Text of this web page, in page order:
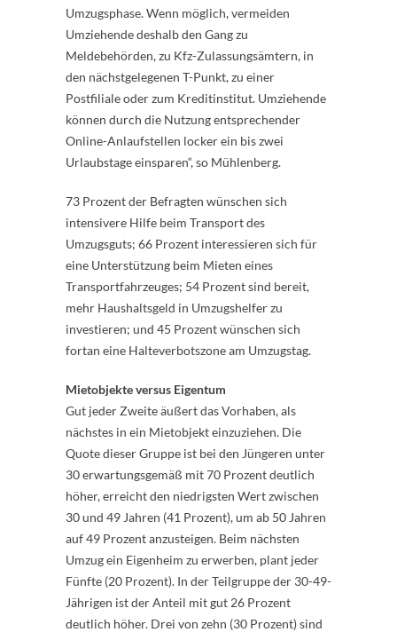
Umzugsphase. Wenn möglich, vermeiden
Umziehende deshalb den Gang zu
Meldebehörden, zu Kfz-Zulassungsämtern, in
den nächstgelegenen T-Punkt, zu einer
Postfiliale oder zum Kreditinstitut. Umziehende
können durch die Nutzung entsprechender
Online-Anlaufstellen locker ein bis zwei
Urlaubstage einsparen“, so Mühlenberg.
73 Prozent der Befragten wünschen sich
intensivere Hilfe beim Transport des
Umzugsguts; 66 Prozent interessieren sich für
eine Unterstützung beim Mieten eines
Transportfahrzeuges; 54 Prozent sind bereit,
mehr Haushaltsgeld in Umzugshelfer zu
investieren; und 45 Prozent wünschen sich
fortan eine Halteverbotszone am Umzugstag.
Mietobjekte versus Eigentum
Gut jeder Zweite äußert das Vorhaben, als
nächstes in ein Mietobjekt einzuziehen. Die
Quote dieser Gruppe ist bei den Jüngeren unter
30 erwartungsgemäß mit 70 Prozent deutlich
höher, erreicht den niedrigsten Wert zwischen
30 und 49 Jahren (41 Prozent), um ab 50 Jahren
auf 49 Prozent anzusteigen. Beim nächsten
Umzug ein Eigenheim zu erwerben, plant jeder
Fünfte (20 Prozent). In der Teilgruppe der 30-49-
Jährigen ist der Anteil mit gut 26 Prozent
deutlich höher. Drei von zehn (30 Prozent) sind